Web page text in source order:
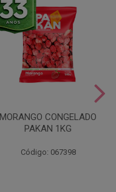
MORANGO CONGELADO
PAKAN 1KG
Código: 067398